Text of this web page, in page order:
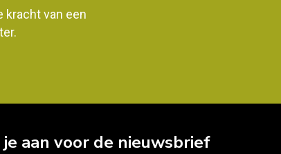
kracht van een
aan voor de nieuwsbrief